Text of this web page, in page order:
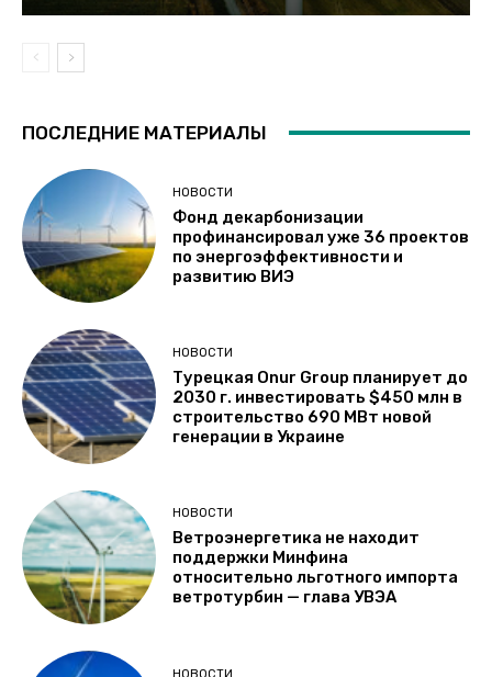
ПОСЛЕДНИЕ МАТЕРИАЛЫ
НОВОСТИ
Фонд декарбонизации
профинансировал уже 36 проектов
по энергоэффективности и
развитию ВИЭ
НОВОСТИ
Турецкая Onur Group планирует до
2030 г. инвестировать $450 млн в
строительство 690 МВт новой
генерации в Украине
НОВОСТИ
Ветроэнергетика не находит
поддержки Минфина
относительно льготного импорта
ветротурбин — глава УВЭА
НОВОСТИ